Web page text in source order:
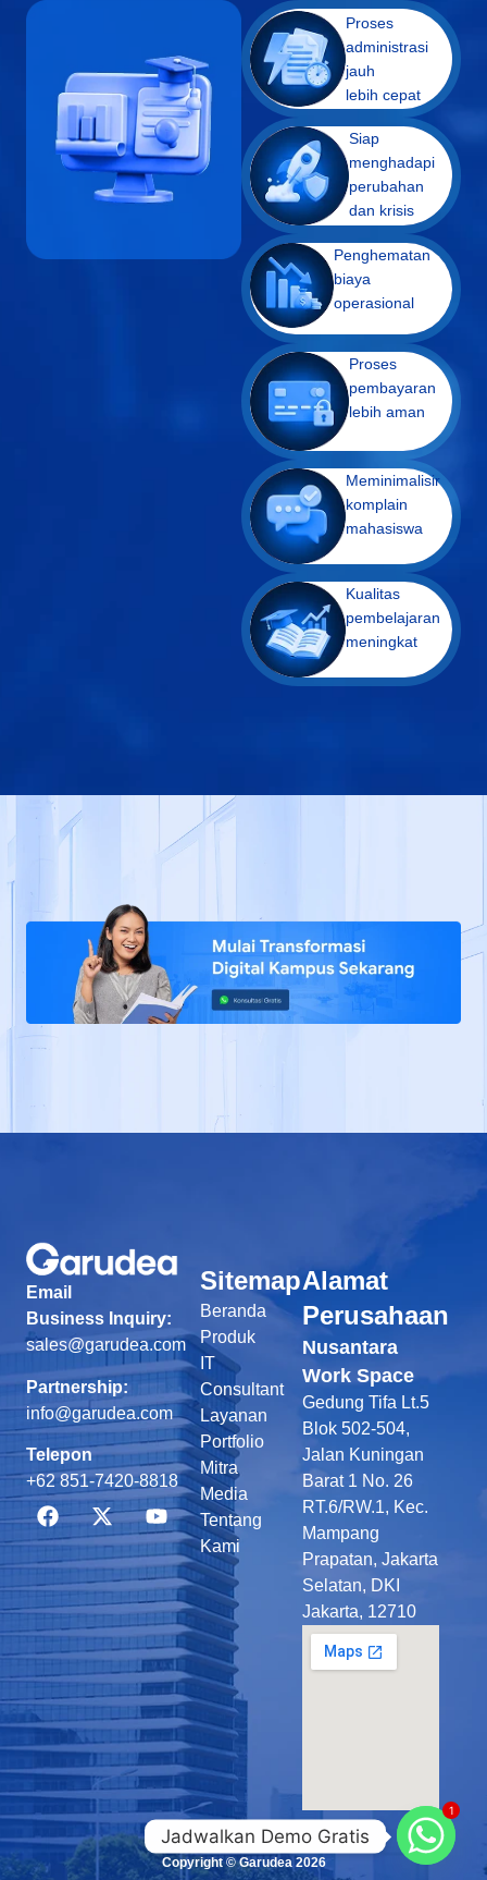
Proses
administrasi
jauh
lebih cepat
Siap
menghadapi
perubahan
dan krisis
Penghematan
biaya
operasional
Proses
pembayaran
lebih aman
Meminimalisir
komplain
mahasiswa
Kualitas
pembelajaran
meningkat
Email
Business Inquiry:
sales@garudea.com
Partnership:
info@garudea.com
Telepon
+62 851-7420-8818
Sitemap
Beranda
Produk
IT
Consultant
Layanan
Portfolio
Mitra
Media
Tentang
Kami
Alamat
Perusahaan
Nusantara
Work Space
Gedung Tifa Lt.5
Blok 502-504,
Jalan Kuningan
Barat 1 No. 26
RT.6/RW.1, Kec.
Mampang
Prapatan, Jakarta
Selatan, DKI
Jakarta, 12710
Copyright © Garudea 2026
1
Jadwalkan Demo Gratis